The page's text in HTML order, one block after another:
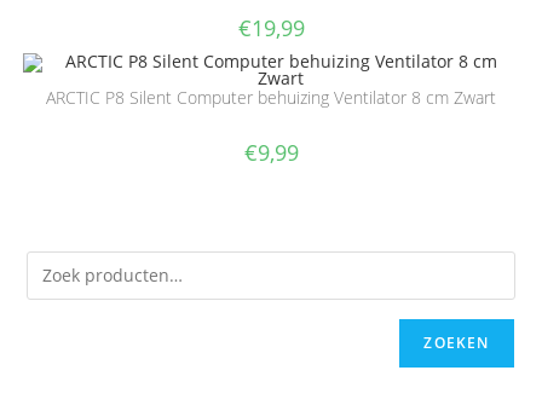
€19,99
ARCTIC P8 Silent Computer behuizing Ventilator 8 cm Zwart
€9,99
ZOEKEN